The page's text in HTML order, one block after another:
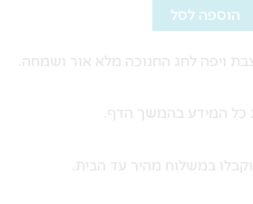
הוספה לסל
ויפה לחג החנוכה מלא אור ושמחה.
כל המידע בהמשך הדף.
וקבלו במשלוח מהיר עד הבית.